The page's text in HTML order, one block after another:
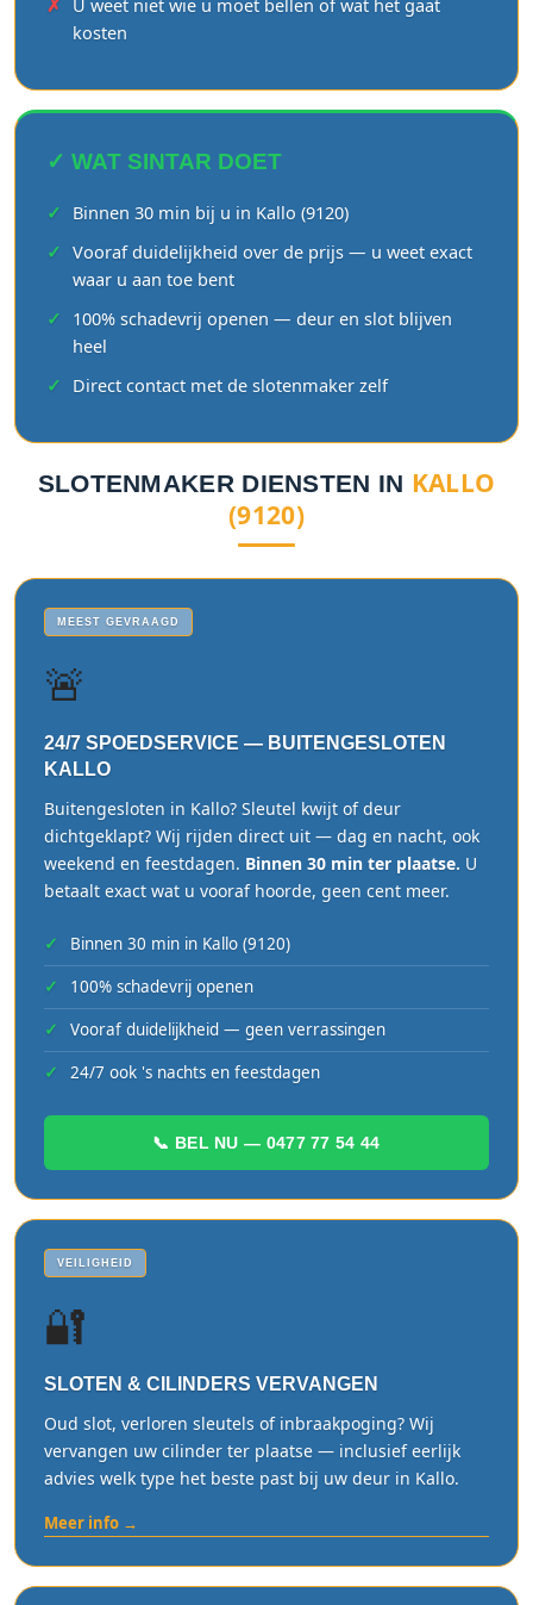
U weet niet wie u moet bellen of wat het gaat
kosten
✓ WAT SINTAR DOET
Binnen 30 min bij u in Kallo (9120)
Vooraf duidelijkheid over de prijs — u weet exact
waar u aan toe bent
100% schadevrij openen — deur en slot blijven
heel
Direct contact met de slotenmaker zelf
SLOTENMAKER DIENSTEN IN KALLO
(9120)
MEEST GEVRAAGD
🚨
24/7 SPOEDSERVICE — BUITENGESLOTEN
KALLO
Buitengesloten in Kallo? Sleutel kwijt of deur
dichtgeklapt? Wij rijden direct uit — dag en nacht, ook
weekend en feestdagen. Binnen 30 min ter plaatse. U
betaalt exact wat u vooraf hoorde, geen cent meer.
Binnen 30 min in Kallo (9120)
100% schadevrij openen
Vooraf duidelijkheid — geen verrassingen
24/7 ook 's nachts en feestdagen
📞 BEL NU — 0477 77 54 44
VEILIGHEID
🔐
SLOTEN & CILINDERS VERVANGEN
Oud slot, verloren sleutels of inbraakpoging? Wij
vervangen uw cilinder ter plaatse — inclusief eerlijk
advies welk type het beste past bij uw deur in Kallo.
Meer info →